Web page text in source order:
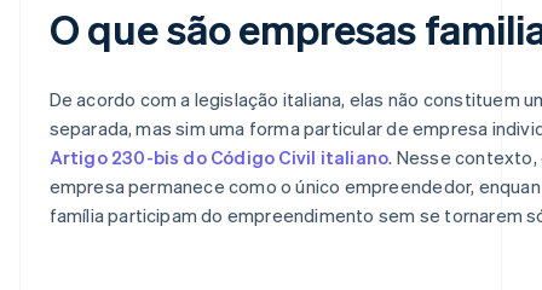
O que são empresas
De acordo com a legislação italiana, elas não constituem
separada, mas sim uma forma particular de empresa
Artigo 230-bis do Código Civil italiano. Nesse
empresa permanece como o único empreendedor,
família participam do empreendimento sem se tornarem